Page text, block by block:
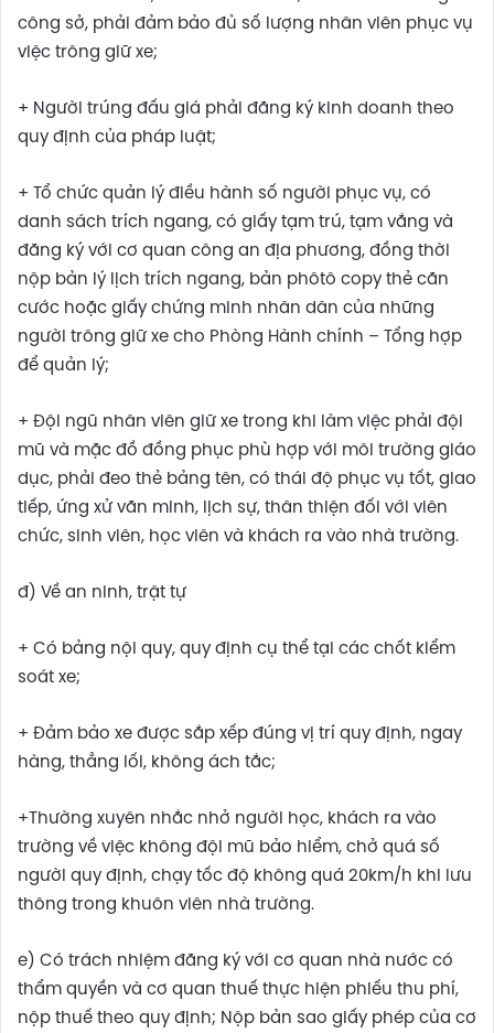
công sở, phải đảm bảo đủ số lượng nhân viên phục vụ
việc trông giữ xe;
+ Người trúng đấu giá phải đăng ký kinh doanh theo
quy định của pháp luật;
+ Tổ chức quản lý điều hành số người phục vụ, có
danh sách trích ngang, có giấy tạm trú, tạm vắng và
đăng ký với cơ quan công an địa phương, đồng thời
nộp bản lý lịch trích ngang, bản phôtô copy thẻ căn
cước hoặc giấy chứng minh nhân dân của những
người trông giữ xe cho Phòng Hành chính – Tổng hợp
để quản lý;
+ Đội ngũ nhân viên giữ xe trong khi làm việc phải đội
mũ và mặc đồ đồng phục phù hợp với môi trường giáo
dục, phải đeo thẻ bảng tên, có thái độ phục vụ tốt, giao
tiếp, ứng xử văn minh, lịch sự, thân thiện đối với viên
chức, sinh viên, học viên và khách ra vào nhà trường.
đ) Về an ninh, trật tự
+ Có bảng nội quy, quy định cụ thể tại các chốt kiểm
soát xe;
+ Đảm bảo xe được sắp xếp đúng vị trí quy định, ngay
hàng, thẳng lối, không ách tắc;
+Thường xuyên nhắc nhở người học, khách ra vào
trường về việc không đội mũ bảo hiểm, chở quá số
người quy định, chạy tốc độ không quá 20km/h khi lưu
thông trong khuôn viên nhà trường.
e) Có trách nhiệm đăng ký với cơ quan nhà nước có
thẩm quyền và cơ quan thuế thực hiện phiếu thu phí,
nộp thuế theo quy định; Nộp bản sao giấy phép của cơ